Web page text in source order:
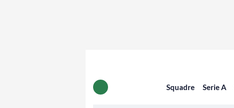
Squadre Serie A